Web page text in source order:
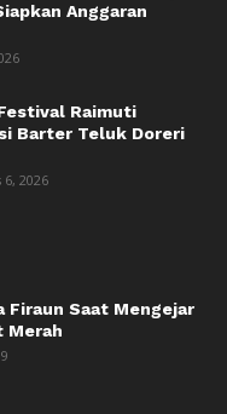
Anggaran
Raimuti
Barter Teluk Doreri
6, 2026
Firaun Saat Mengejar
Merah